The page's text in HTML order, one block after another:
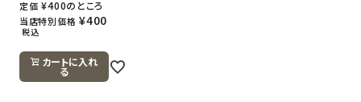
定価 ¥400のところ
当店特別価格 ¥400
税込
カートに入れ
る